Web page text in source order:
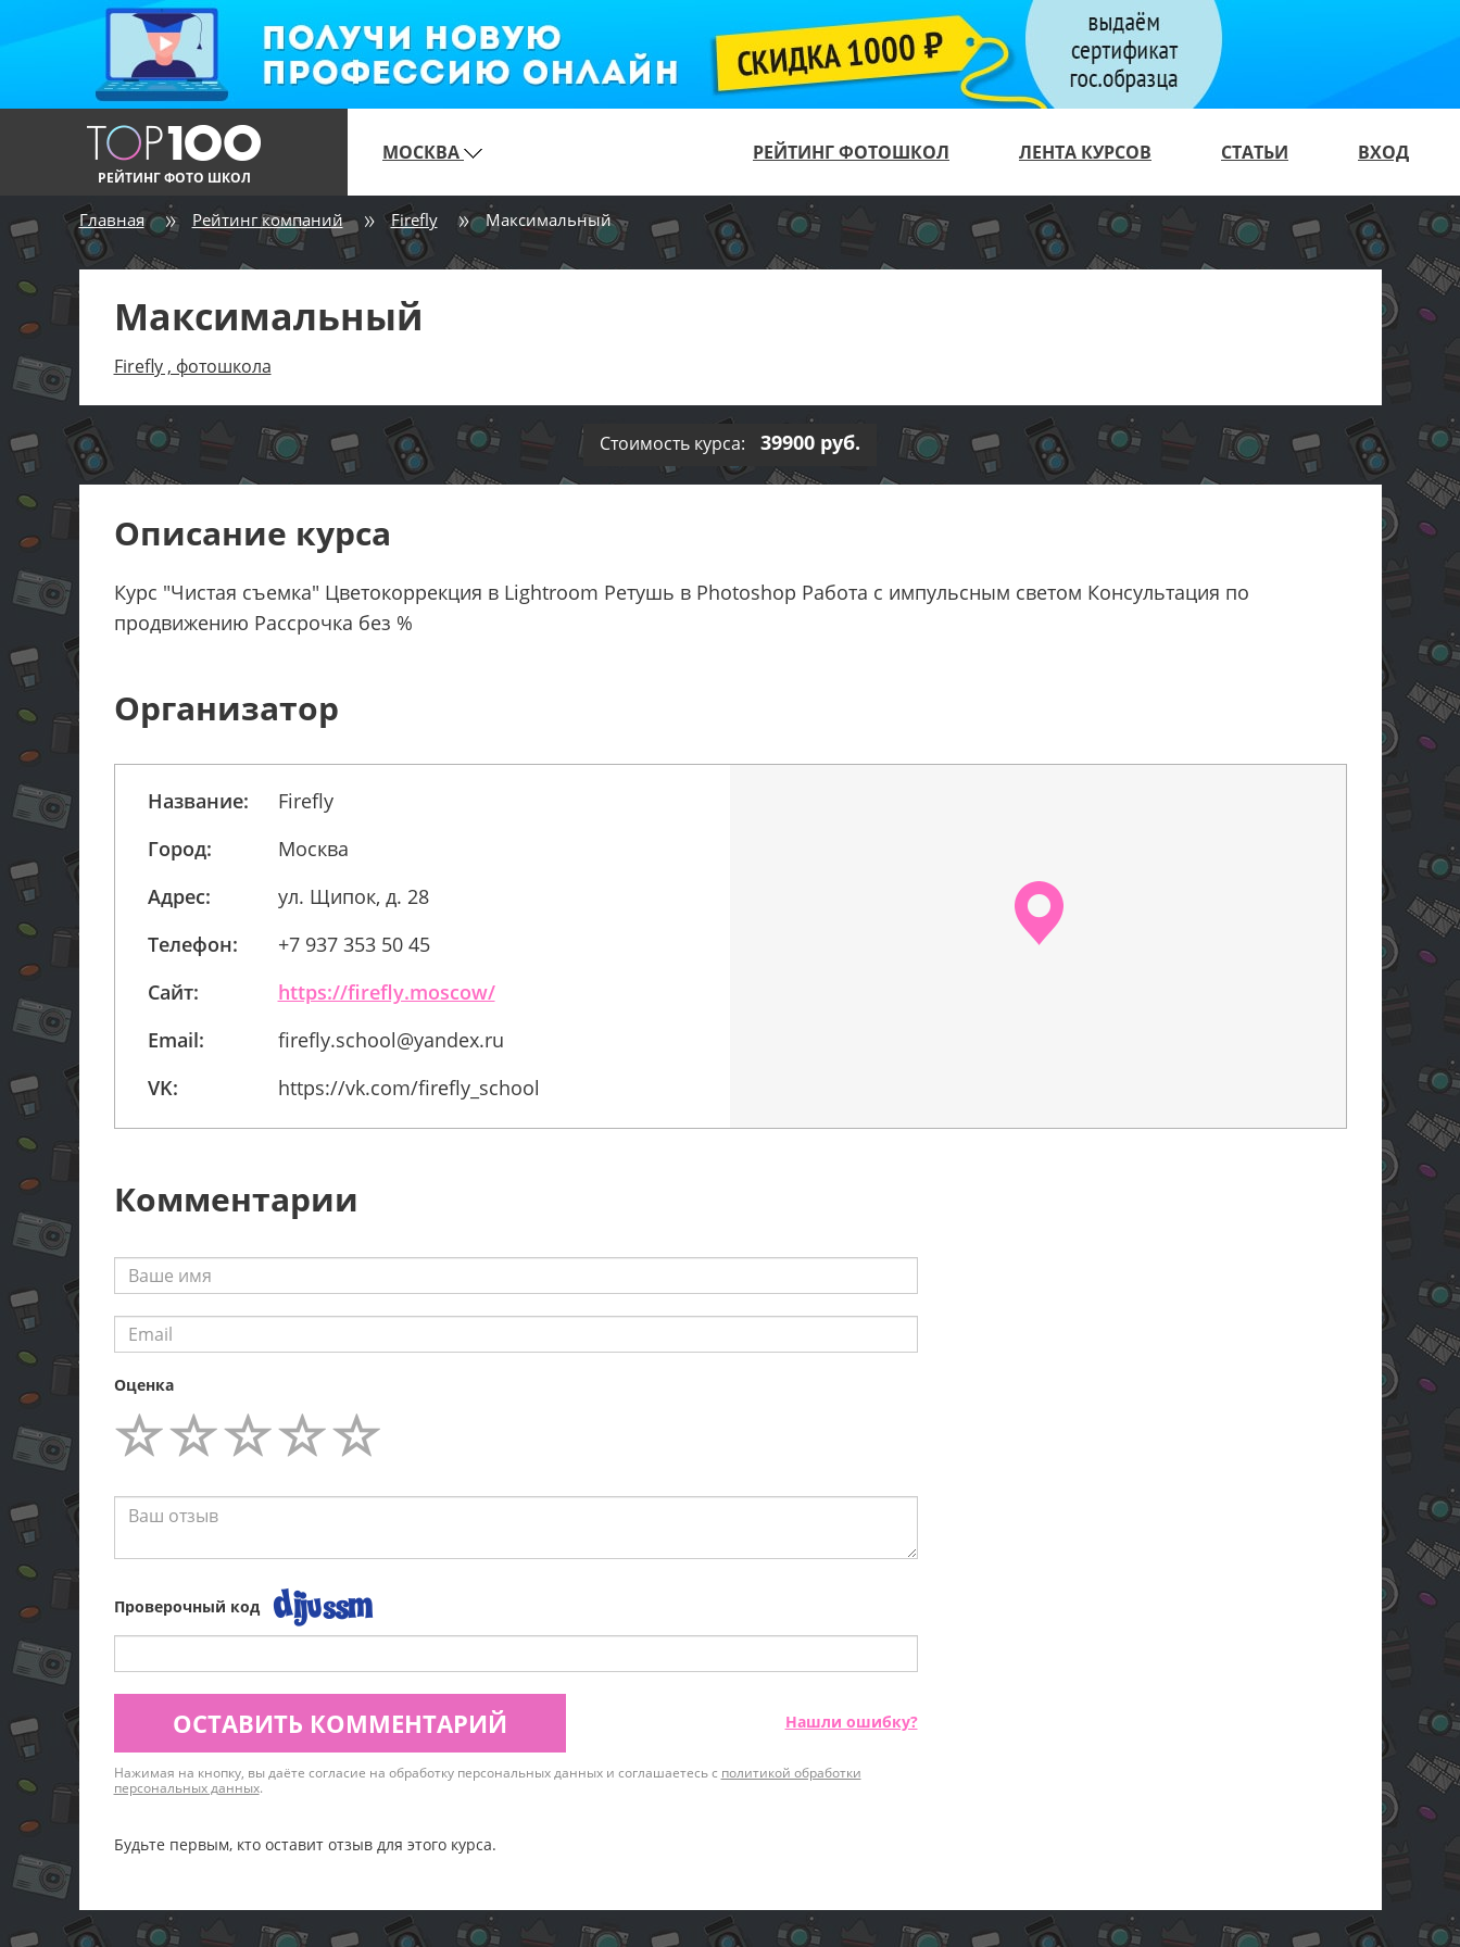
РЕЙТИНГ ФОТО ШКОЛ
МОСКВА РЕЙТИНГ ФОТОШКОЛ ЛЕНТА КУРСОВ СТАТЬИ ВХОД
Главная Рейтинг компаний Firefly Максимальный
Максимальный
Firefly , фотошкола
Стоимость курса: 39900 руб.
Описание курса
Курс "Чистая съемка" Цветокоррекция в Lightroom Ретушь в Photoshop Работа с импульсным светом Консультация по
продвижению Рассрочка без %
Организатор
Название:
Firefly
Город:
Москва
Адрес:
ул. Щипок, д. 28
Телефон:
+7 937 353 50 45
Сайт:
https://firefly.moscow/
Email:
firefly.school@yandex.ru
VK:
https://vk.com/firefly_school
Комментарии
Оценка
Проверочный код
ОСТАВИТЬ КОММЕНТАРИЙ Нашли ошибку?
Нажимая на кнопку, вы даёте согласие на обработку персональных данных и соглашаетесь с политикой обработки
персональных данных.
Будьте первым, кто оставит отзыв для этого курса.